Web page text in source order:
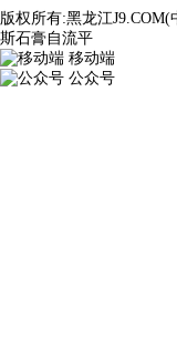
版权所有:黑龙江
斯石膏自流平
移动端
公众号